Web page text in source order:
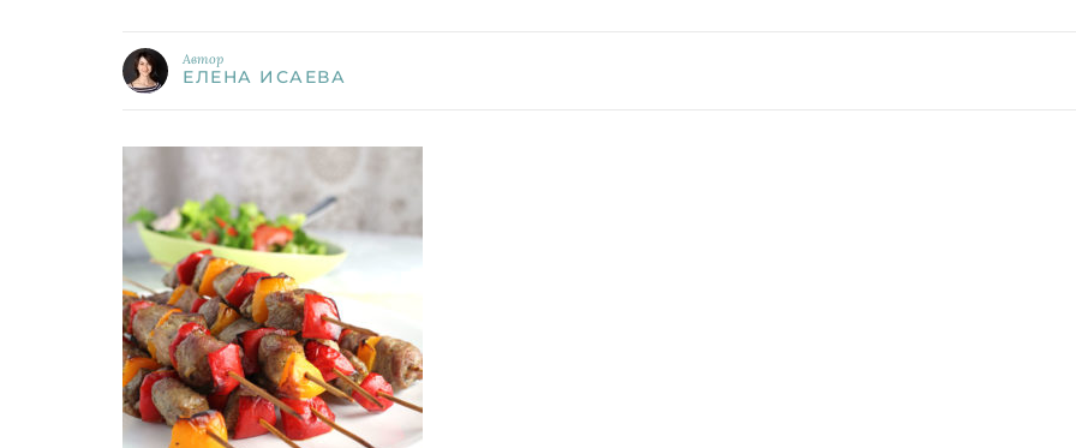
Автор
ЕЛЕНА ИСАЕВА